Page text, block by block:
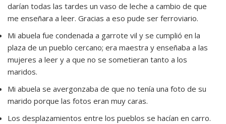
darían todas las tardes un vaso de leche a cambio de que
me enseñara a leer. Gracias a eso pude ser ferroviario.
Mi abuela fue condenada a garrote vil y se cumplió en la
plaza de un pueblo cercano; era maestra y enseñaba a las
mujeres a leer y a que no se sometieran tanto a los
maridos.
Mi abuela se avergonzaba de que no tenía una foto de su
marido porque las fotos eran muy caras.
Los desplazamientos entre los pueblos se hacían en carro.